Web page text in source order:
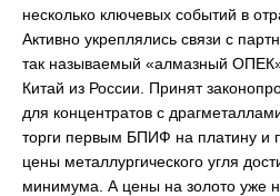
несколько ключевых событий в
Активно укреплялись связи с
так называемый «алмазный
Китай из России. Принят
для концентратов с
торги первым БПИФ на платину и
цены металлургического угля
минимума. А цены на золото уже